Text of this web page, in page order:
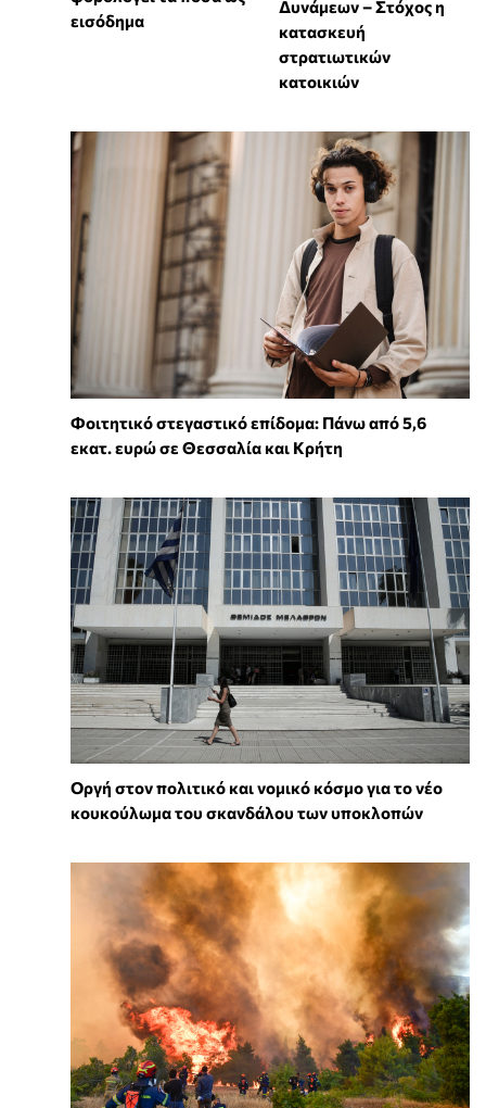
εισόδημα
Δυνάμεων – Στόχος η
κατασκευή
στρατιωτικών
κατοικιών
Φοιτητικό στεγαστικό επίδομα: Πάνω από 5,6
εκατ. ευρώ σε Θεσσαλία και Κρήτη
Οργή στον πολιτικό και νομικό κόσμο για το νέο
κουκούλωμα του σκανδάλου των υποκλοπών